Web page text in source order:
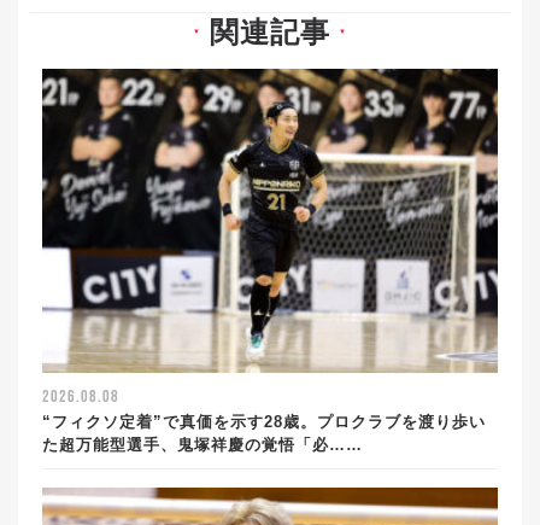
▼ 関連記事 ▼
2026.08.08
“フィクソ定着”で真価を示す28歳。プロクラブを渡り歩い
た超万能型選手、鬼塚祥慶の覚悟「必……